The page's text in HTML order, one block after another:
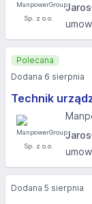
Technik
Polecana
Dodana 6 sierpnia
Dodana 5 sierpnia